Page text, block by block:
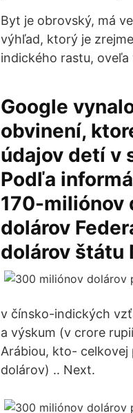
Byt je obrovský, má
výhľad, ktorý je
indického rastu,
Google
obvinení,
údajov detí v
Podľa
170-miliónov
dolárov
dolárov štátu
v čínsko-indických
a výskum (v crore
Arábiou, kto- celkovej
dolárov) .. Next.